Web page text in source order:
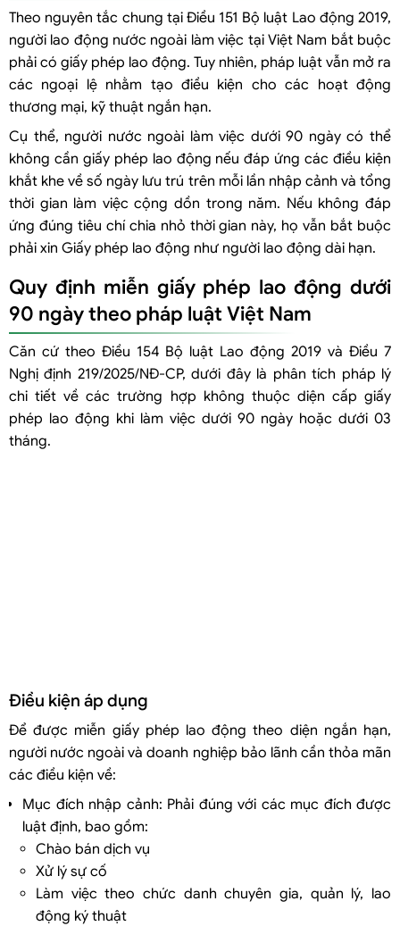
thù
Trường hợp 2: Nhập cảnh làm việc bình thường
Trường hợp 3: Đã vượt quá tổng thời gian 90 ngày trong 01 năm
dương lịch
động không?
Có phải thông báo với cơ quan lao động khi miễn giấy phép lao
động dưới 90 ngày không?
Cách tính thời gian dưới 90 ngày cho người lao động nước ngoài
Người nước ngoài vào Việt Nam công tác ngắn hạn có cần giấy
phép lao động không?
Chuyên gia nước ngoài làm việc ngắn hạn dưới 3 tháng có được
miễn Giấy phép lao động không?
Visa nào phù hợp cho người nước ngoài làm việc dưới 90 ngày tại
Việt Nam?
Những lỗi doanh nghiệp thường gặp khi sử dụng lao động nước
ngoài dưới 90 ngày
Câu hỏi thường gặp
Theo nguyên tắc chung tại Điều 151 Bộ luật Lao động 2019,
người lao động nước ngoài làm việc tại Việt Nam bắt buộc
phải có giấy phép lao động. Tuy nhiên, pháp luật vẫn mở ra
các ngoại lệ nhằm tạo điều kiện cho các hoạt động
thương mại, kỹ thuật ngắn hạn.
Cụ thể, người nước ngoài làm việc dưới 90 ngày có thể
không cần giấy phép lao động nếu đáp ứng các điều kiện
khắt khe về số ngày lưu trú trên mỗi lần nhập cảnh và tổng
thời gian làm việc cộng dồn trong năm. Nếu không đáp
ứng đúng tiêu chí chia nhỏ thời gian này, họ vẫn bắt buộc
phải xin Giấy phép lao động như người lao động dài hạn.
Quy định miễn giấy phép lao động dưới
90 ngày theo pháp luật Việt Nam
Căn cứ theo Điều 154 Bộ luật Lao động 2019 và Điều 7
Nghị định 219/2025/NĐ-CP, dưới đây là phân tích pháp lý
chi tiết về các trường hợp không thuộc diện cấp giấy
phép lao động khi làm việc dưới 90 ngày hoặc dưới 03
tháng.
Điều kiện áp dụng
Để được miễn giấy phép lao động theo diện ngắn hạn,
người nước ngoài và doanh nghiệp bảo lãnh cần thỏa mãn
các điều kiện về:
Mục đích nhập cảnh: Phải đúng với các mục đích được
luật định, bao gồm:
Chào bán dịch vụ
Xử lý sự cố
Làm việc theo chức danh chuyên gia, quản lý, lao
động ký thuật